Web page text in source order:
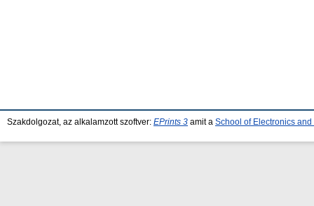
Szakdolgozat, az alkalamzott szoftver: EPrints 3 amit a School of Electronics